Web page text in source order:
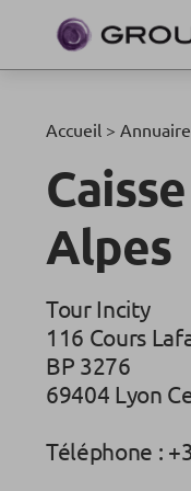
Accueil > Annuaire
Alpes
Tour Incity
116 Cours
BP 3276
69404 Lyon
Téléphone :